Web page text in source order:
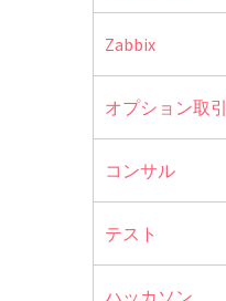
Zabbix
オプション取引
コンサル
テスト
ハッカソン